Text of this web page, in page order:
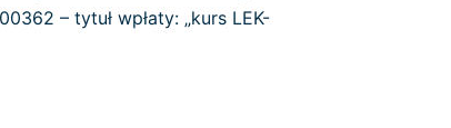
– tytuł wpłaty: „kurs LEK-